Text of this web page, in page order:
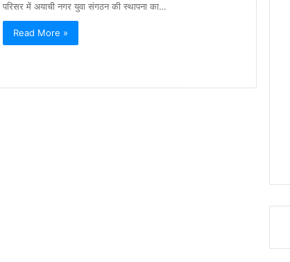
परिसर में अयाची नगर युवा संगठन की स्थापना का…
Read More »